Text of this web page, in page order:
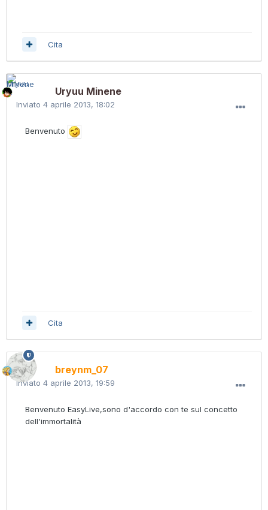
Cita
Uryuu Minene
Inviato 4 aprile 2013, 18:02
Benvenuto
Cita
breynm_07
Inviato 4 aprile 2013, 19:59
Benvenuto EasyLive,sono d'accordo con te sul concetto
dell'immortalità